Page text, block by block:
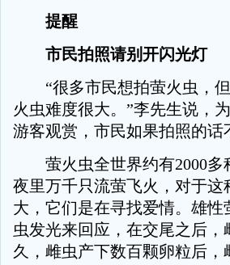
提醒
市民拍照请别开闪光灯
“很多市民想拍萤火虫，但
火虫难度很大。”李先生说，
游客观赏，市民如果拍照的话
萤火虫全世界约有2000多
夜里万千只流萤飞火，对于
大，它们是在寻找爱情。雄
虫发光来回应，在交尾之后
久，雌虫产下数百颗卵粒后